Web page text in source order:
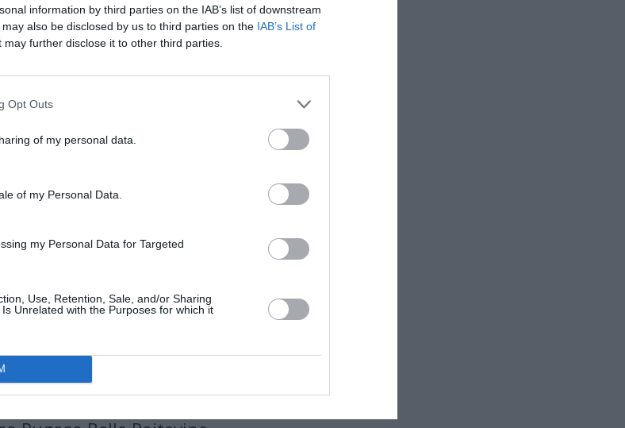
information by third parties on the IAB’s list of downstream
also be disclosed by us to third parties on the IAB’s List of
may further disclose it to other third parties.
Opt Outs
of my personal data.
of my Personal Data.
my Personal Data for Targeted
Use, Retention, Sale, and/or Sharing
Unrelated with the Purposes for which it
o árbol pequeño, muy resistente y compacto.
pequeñas y ovaladas de color verde oscuro,
Florece a finales de primavera o principios de
soleada o de sombra. Suelo fértil bien